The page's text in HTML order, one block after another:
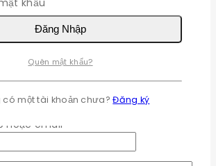
hoặc email
Đăng Nhập
Quên mật khẩu?
có một tài khoản chưa?Đăng ký